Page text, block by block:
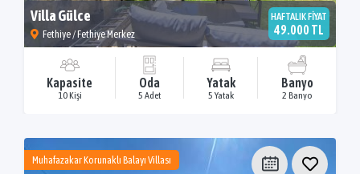
Villa Gülce
Fethiye / Fethiye Merkez
HAFTALIK FİYAT
49.000 TL
Kapasite
10 Kişi
Oda
5 Adet
Yatak
5 Yatak
Banyo
2 Banyo
Muhafazakar Korunaklı Balayı Villası